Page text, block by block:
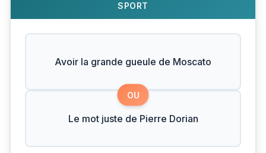
SPORT
Avoir la grande gueule de Moscato
OU
Le mot juste de Pierre Dorian